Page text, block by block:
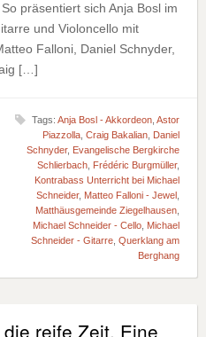
präsentiert sich Anja Bosl im
und Violoncello mit
Falloni, Daniel Schnyder,
[…]
Tags: Anja Bosl - Akkordeon Astor
Piazzolla Craig Bakalian Daniel
Schnyder, Evangelische Bergkirche
Schlierbach Frédéric Burgmüller,
Kontrabass Unterricht bei Michael
Schneider, Matteo Falloni - Jewel
Matthäusgemeinde Ziegelhausen
Michael Schneider - Cello Michael
Schneider - Gitarre Querklang am
Berghang
reife Zeit. Eine